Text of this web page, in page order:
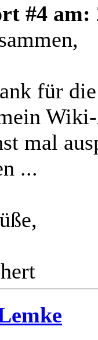
#4 am:
für
mal
...